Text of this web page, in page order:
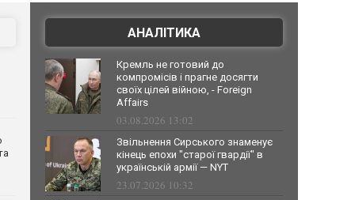
АНАЛІТИКА
Кремль не готовий до
компромісів і прагне досягти
своїх цілей війною, - Foreign
Affairs
03.08.2026 13:02
Звільнення Сирського знаменує
кінець епохи "старої гвардії" в
українській армії — NYT
23.07.2026 10:32